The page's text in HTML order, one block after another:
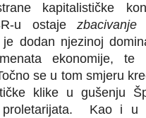
kapitalističke
u ostaje
dodan njezinoj
ekonomije, te
se u tom smjeru
klike u gušenju
proletarijata. Kao i u